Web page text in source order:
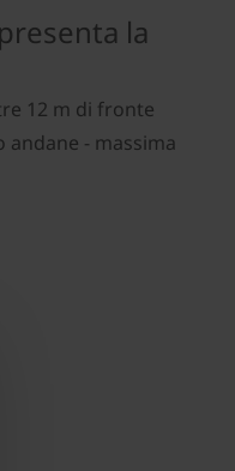
la
12 m di fronte
- massima